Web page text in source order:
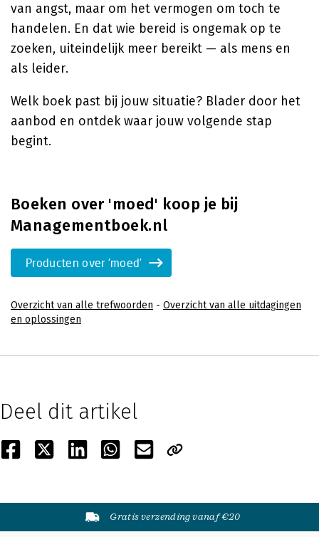
van angst, maar om het vermogen om toch te
handelen. En dat wie bereid is ongemak op te
zoeken, uiteindelijk meer bereikt — als mens en
als leider.
Welk boek past bij jouw situatie? Blader door het
aanbod en ontdek waar jouw volgende stap
begint.
Boeken over 'moed' koop je bij
Managementboek.nl
Producten over 'moed'
Overzicht van alle trefwoorden - Overzicht van alle uitdagingen
en oplossingen
Deel dit artikel
Gratis verzending vanaf €20